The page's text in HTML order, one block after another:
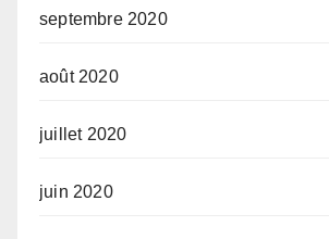
septembre 2020
août 2020
juillet 2020
juin 2020